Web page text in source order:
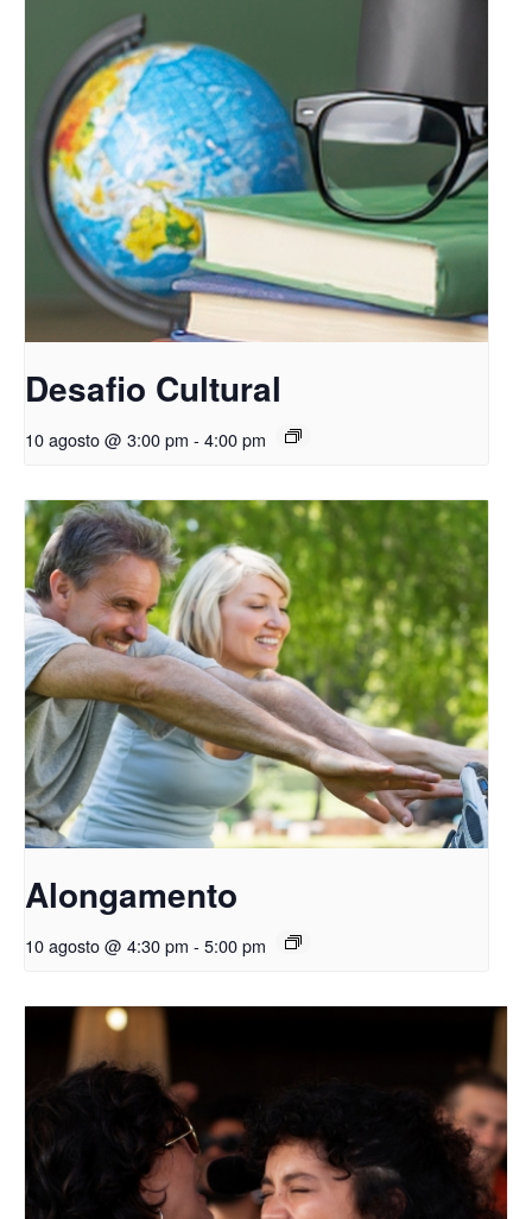
Desafio Cultural
10 agosto @ 3:00 pm - 4:00 pm
Alongamento
10 agosto @ 4:30 pm - 5:00 pm